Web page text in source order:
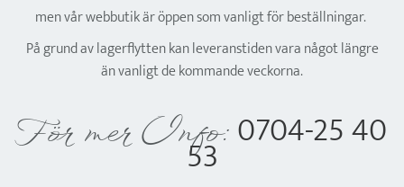
men vår webbutik är öppen som vanligt för beställningar.
På grund av lagerflytten kan leveranstiden vara något längre
än vanligt de kommande veckorna.
För mer Info: 0704-25 40
53